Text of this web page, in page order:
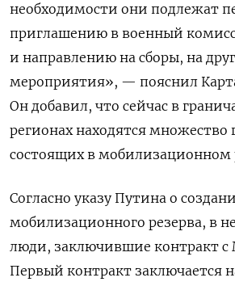
необходимости они подлежат
приглашению в военный
и направлению на сборы, на
мероприятия», — пояснил
Он добавил, что сейчас в
регионах находятся множество
состоящих в мобилизационном
Согласно указу Путина о
мобилизационного резерва, в
люди, заключившие контракт
Первый контракт заключается